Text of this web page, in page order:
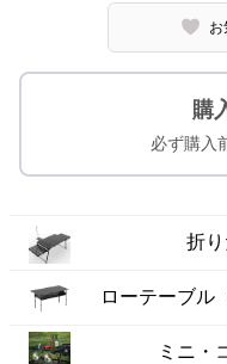
お
購
必ず購入
折
ローテーブル
ミニ・